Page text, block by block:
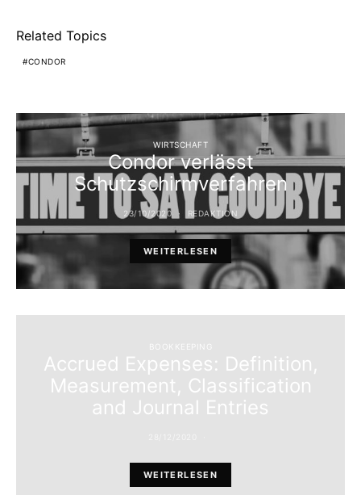
Related Topics
CONDOR
WIRTSCHAFT
Condor verlässt
Schutzschirmverfahren
23/10/2020 REDAKTION
WEITERLESEN
BOOKKEEPING
Accrued Expenses: Definition,
Measurement, Classification
and Journal Entries
WEITERLESEN